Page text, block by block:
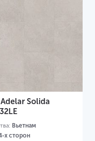
Solida
Вьетнам
х сторон